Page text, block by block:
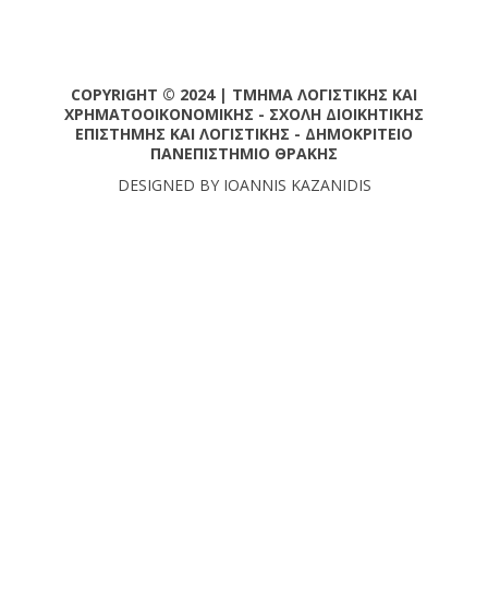
COPYRIGHT © 2024 | ΤΜΗΜΑ ΛΟΓΙΣΤΙΚΗΣ ΚΑΙ
ΧΡΗΜΑΤΟΟΙΚΟΝΟΜΙΚΗΣ - ΣΧΟΛΗ ΔΙΟΙΚΗΤΙΚΗΣ
ΕΠΙΣΤΗΜΗΣ ΚΑΙ ΛΟΓΙΣΤΙΚΗΣ - ΔΗΜΟΚΡΙΤΕΙΟ
ΠΑΝΕΠΙΣΤΗΜΙΟ ΘΡΑΚΗΣ
DESIGNED BY IOANNIS KAZANIDIS